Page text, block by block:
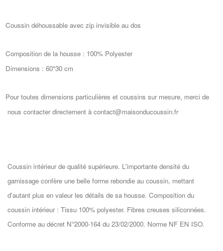
Coussin déhoussable avec zip invisible au dos
Composition de la housse : 100% Polyester
Dimensions : 60*30 cm
Pour toutes dimensions particulières et coussins sur mesure, merci de
nous contacter directement à contact@maisonducoussin.fr
Coussin intérieur de qualité supérieure. L'importante densité du
garnissage confère une belle forme rebondie au coussin, mettant
d'autant plus en valeur les détails de sa housse. Composition du
coussin intérieur : Tissu 100% polyester. Fibres creuses siliconnées.
Conforme au décret N°2000-164 du 23/02/2000. Norme NF EN ISO.